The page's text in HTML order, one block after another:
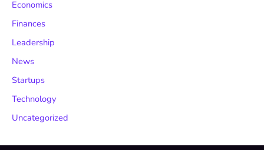
Economics
Finances
Leadership
News
Startups
Technology
Uncategorized